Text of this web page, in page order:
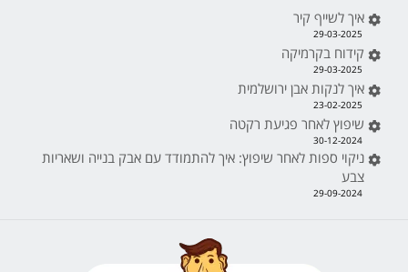
איך לשייף קיר
29-03-2025
קידוח בקרמיקה
29-03-2025
איך לנקות אבן ירושלמית
23-02-2025
שיפוץ לאחר פגיעת רקטה
30-12-2024
ניקוי ספות לאחר שיפוץ: איך להתמודד עם אבק בנייה ושאריות
צבע
29-09-2024